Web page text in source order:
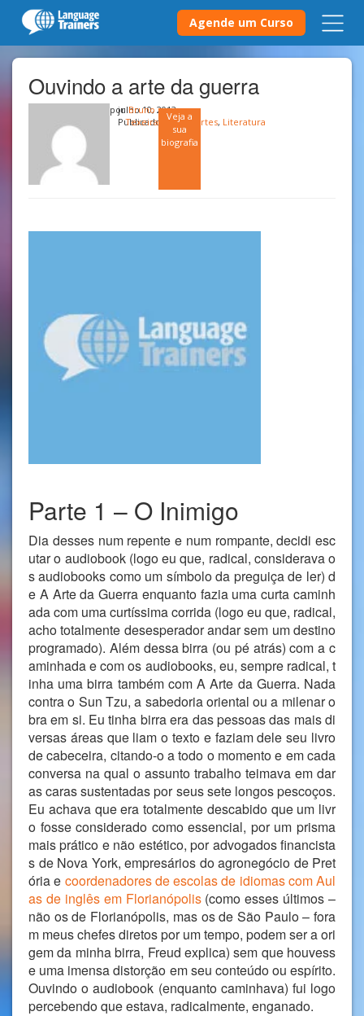
Agende um Curso
Ouvindo a arte da guerra
por Bruno
Texeira
Veja a
sua
biografia
julho 10, 2013
Publicado emEsportes, Literatura
Parte 1 – O Inimigo
Dia desses num repente e num rompante, decidi esc
utar o audiobook (logo eu que, radical, considerava o
s audiobooks como um símbolo da preguiça de ler) d
e A Arte da Guerra enquanto fazia uma curta caminh
ada com uma curtíssima corrida (logo eu que, radical,
acho totalmente desesperador andar sem um destino
programado). Além dessa birra (ou pé atrás) com a c
aminhada e com os audiobooks, eu, sempre radical, t
inha uma birra também com A Arte da Guerra. Nada
contra o Sun Tzu, a sabedoria oriental ou a milenar o
bra em si. Eu tinha birra era das pessoas das mais di
versas áreas que liam o texto e faziam dele seu livro
de cabeceira, citando-o a todo o momento e em cada
conversa na qual o assunto trabalho teimava em dar
as caras sustentadas por seus sete longos pescoços.
Eu achava que era totalmente descabido que um livr
o fosse considerado como essencial, por um prisma
mais prático e não estético, por advogados financista
s de Nova York, empresários do agronegócio de Pret
ória e coordenadores de escolas de idiomas com Aul
as de inglês em Florianópolis(como esses últimos –
não os de Florianópolis, mas os de São Paulo – fora
m meus chefes diretos por um tempo, podem ser a ori
gem da minha birra, Freud explica) sem que houvess
e uma imensa distorção em seu conteúdo ou espírito.
Ouvindo o audiobook (enquanto caminhava) fui logo
percebendo que estava, radicalmente, enganado.